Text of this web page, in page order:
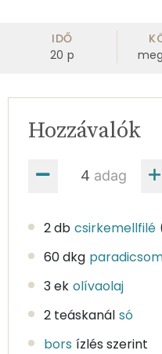
IDŐ
20 p
adag
Hozzávalók
2 db csirkemellfilé
60 dkg
3 ek olívaolaj
2 teáskanál só
bors ízlés szerint